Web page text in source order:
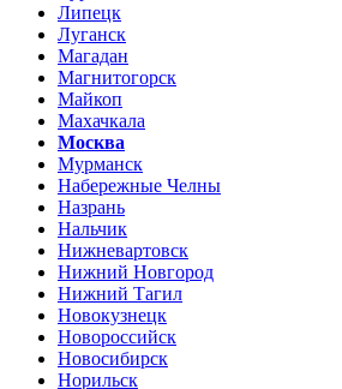
Липецк
Луганск
Магадан
Магнитогорск
Майкоп
Махачкала
Москва
Мурманск
Набережные Челны
Назрань
Нальчик
Нижневартовск
Нижний Новгород
Нижний Тагил
Новокузнецк
Новороссийск
Новосибирск
Норильск